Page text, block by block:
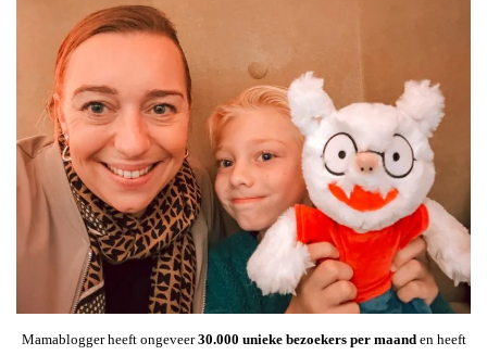
Mamablogger heeft ongeveer30.000 unieke bezoekers per maanden heeft